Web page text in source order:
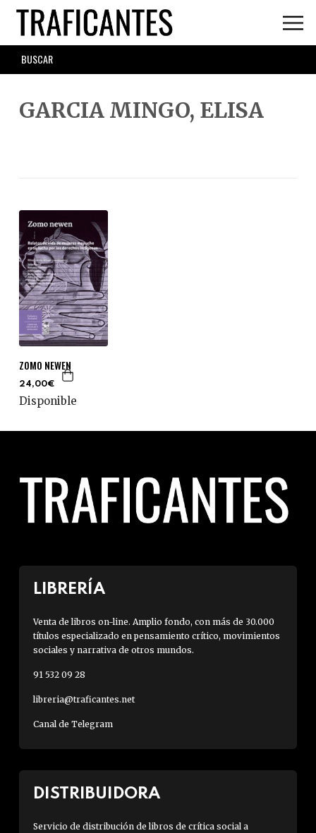
Skip
main
content
SEARCH
FORM
GARCIA MINGO, ELISA
ZOMO NEWEN
24,00€
Disponible
LIBRERÍA
Venta de libros on-line. Amplio fondo, con más de 30.000
títulos especializado en pensamiento crítico, movimientos
sociales y narrativa de otros mundos.
91 532 09 28
libreria@traficantes.net
Canal de Telegram
DISTRIBUIDORA
Servicio de distribución de libros de crítica social a